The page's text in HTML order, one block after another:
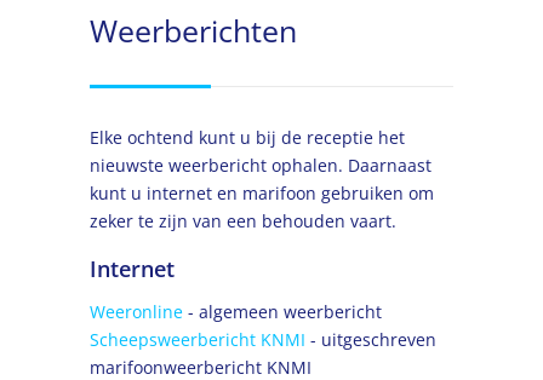
Weerberichten
Elke ochtend kunt u bij de receptie het
nieuwste weerbericht ophalen. Daarnaast
kunt u internet en marifoon gebruiken om
zeker te zijn van een behouden vaart.
Internet
Weeronline - algemeen weerbericht
Scheepsweerbericht KNMI - uitgeschreven
marifoonweerbericht KNMI